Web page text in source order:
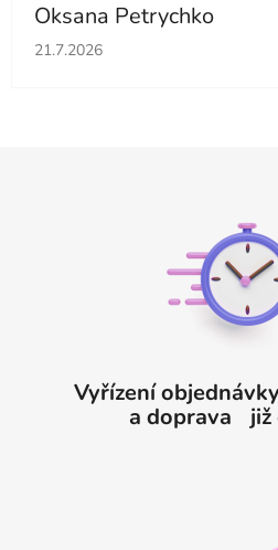
Oksana Petrychko
Hodnocení obchodu je 5 z 5
21.7.2026
Vyřízení
a doprava již